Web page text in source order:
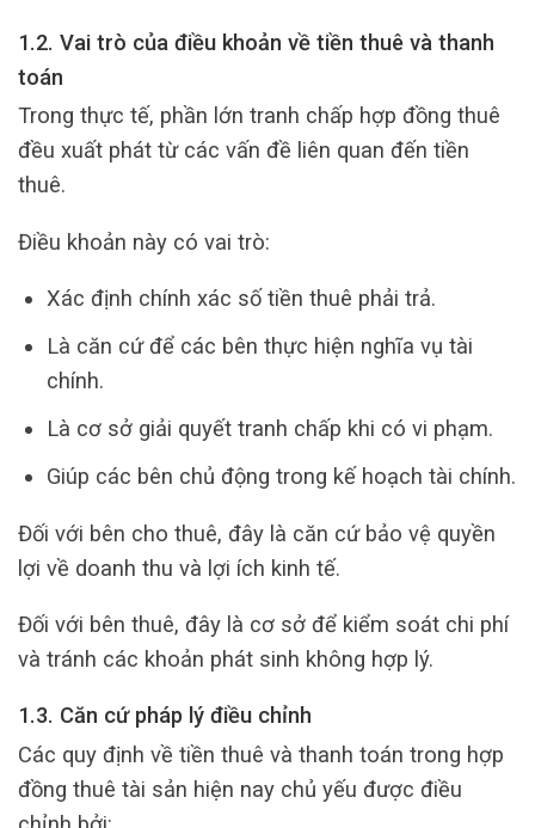
1.2. Vai trò của điều khoản về tiền thuê và thanh
toán
Trong thực tế, phần lớn tranh chấp hợp đồng thuê
đều xuất phát từ các vấn đề liên quan đến tiền
thuê.
Điều khoản này có vai trò:
Xác định chính xác số tiền thuê phải trả.
Là căn cứ để các bên thực hiện nghĩa vụ tài
chính.
Là cơ sở giải quyết tranh chấp khi có vi phạm.
Giúp các bên chủ động trong kế hoạch tài chính.
Đối với bên cho thuê, đây là căn cứ bảo vệ quyền
lợi về doanh thu và lợi ích kinh tế.
Đối với bên thuê, đây là cơ sở để kiểm soát chi phí
và tránh các khoản phát sinh không hợp lý.
1.3. Căn cứ pháp lý điều chỉnh
Các quy định về tiền thuê và thanh toán trong hợp
đồng thuê tài sản hiện nay chủ yếu được điều